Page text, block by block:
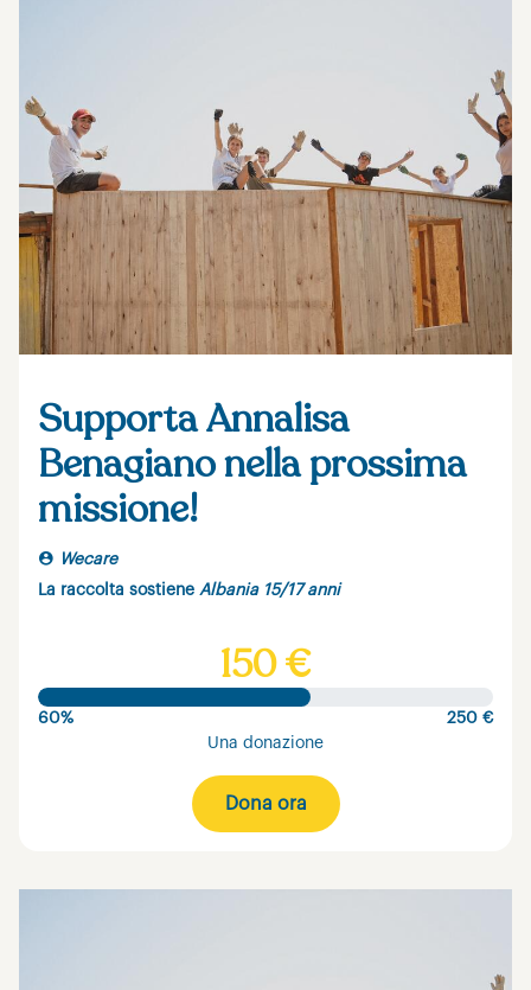
Supporta Annalisa
Benagiano nella prossima
missione!
Wecare
La raccolta sostiene Albania 15/17 anni
150 €
60%
250 €
Una donazione
Dona ora